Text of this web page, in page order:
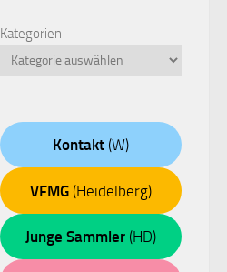
Kategorien
Kontakt (W)
VFMG (Heidelberg)
Junge Sammler (HD)